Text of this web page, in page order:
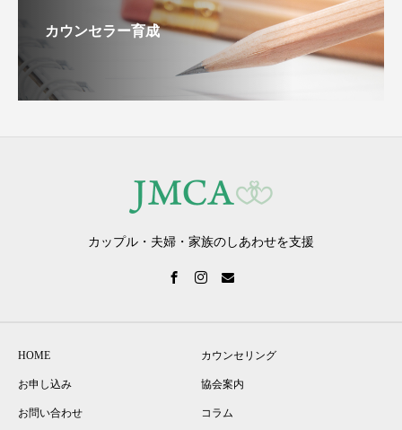
カウンセラー育成
カップル・夫婦・家族のしあわせを支援
HOME カウンセリング
お申し込み 協会案内
お問い合わせ コラム